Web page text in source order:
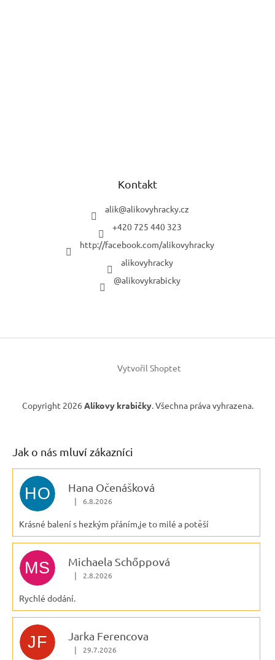
Kontakt
alik@alikovyhracky.cz
+420 725 440 323
http://facebook.com/alikovyhracky
alikovyhracky
@alikovykrabicky
Vytvořil Shoptet
Copyright 2026 Alíkovy krabičky. Všechna práva vyhrazena.
Jak o nás mluví zákazníci
HO Hana Očenášková
Hodnocení obchodu je 5 z 5 hvězdiček.
| 6.8.2026
Krásné balení s hezkým přáním,je to milé a potěší
MS Michaela Schőppová
Hodnocení obchodu je 5 z 5 hvězdiček.
| 2.8.2026
Rychlé dodání.
JF Jarka Ferencova
Hodnocení obchodu je 5 z 5 hvězdiček.
| 29.7.2026